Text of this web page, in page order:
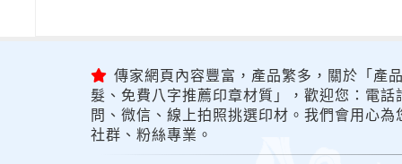
傳家網頁內容豐富，產品繁多，關於「產
髮、免費八字推薦印章材質」，歡迎您：電
問、微信、線上拍照挑選印材。我們會用心
社群、粉絲專業。